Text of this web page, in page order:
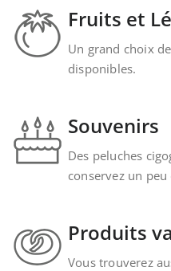
Fruits et
Un grand choix
disponibles.
Souvenirs
Des peluches
conservez un peu
Produits
Vous trouverez